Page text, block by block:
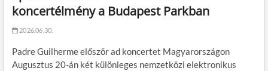
koncertélmény a Budapest Parkban
2026.06.30.
Padre Guilherme először ad koncertet Magyarországon
Augusztus 20-án két különleges nemzetközi elektronikus